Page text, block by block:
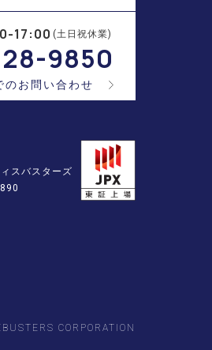
17:00 (土日祝休業)
9850
のお問い合わせ
スバスターズ
CORPORATION